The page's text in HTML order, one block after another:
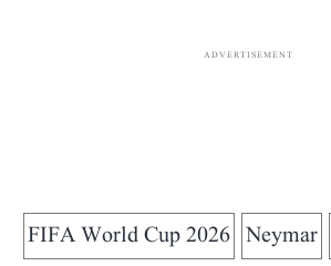
ADVERTISEMENT
Neymar
FIFA World Cup 2026